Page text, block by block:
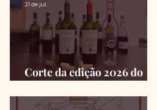
Corte da edição 2026 do
21 de jul.